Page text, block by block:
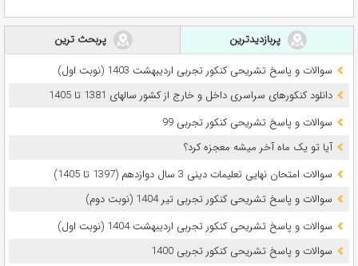
پربازدیدترین
پربحث ترین
سوالات و پاسخ تشریحی کنکور تجربی اردیبهشت 1403 (نوبت اول)
دانلود کنکورهای سراسری داخل و خارج از کشور سالهای 1381 تا 1405
سوالات و پاسخ تشریحی کنکور تجربی 99
آیا تو یک ماه آخر میشه معجزه کرد؟
سوالات امتحان نهایی تعلیمات دینی 3 سال دوازدهم (1397 تا 1405)
سوالات و پاسخ تشریحی کنکور تجربی تیر 1404 (نوبت دوم)
سوالات و پاسخ تشریحی کنکور تجربی اردیبهشت 1404 (نوبت اول)
سوالات و پاسخ تشریحی کنکور تجربی 1400